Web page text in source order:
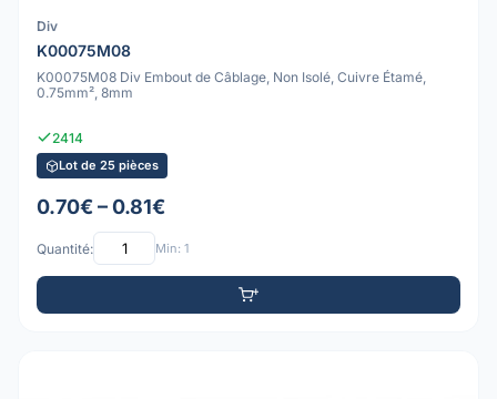
Div
K00075M08
K00075M08 Div Embout de Câblage, Non Isolé, Cuivre Étamé,
0.75mm², 8mm
2414
Lot de 25 pièces
0.70€ – 0.81€
Quantité: Min: 1